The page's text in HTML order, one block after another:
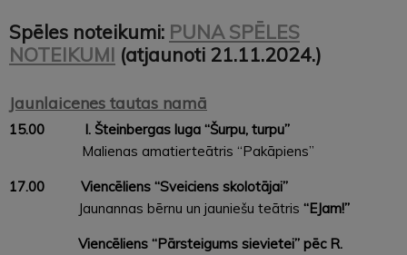
Spēles noteikumi: PUNA SPĒLES
NOTEIKUMI (atjaunoti 21.11.2024.)
Jaunlaicenes tautas namā
15.00 I. Šteinbergas luga “Šurpu, turpu”
Malienas amatierteātris “Pakāpiens”
17.00
Viencēliens “Sveiciens skolotājai”
Jaunannas bērnu un jauniešu teātris “EJam!”
Viencēliens “Pārsteigums sievietei” pēc R.